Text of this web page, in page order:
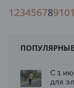
12345678910
С 1
для